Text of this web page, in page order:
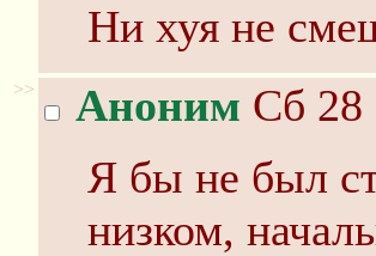
Ни хуя не
>> Аноним Сб 28
Я бы не был
низком,